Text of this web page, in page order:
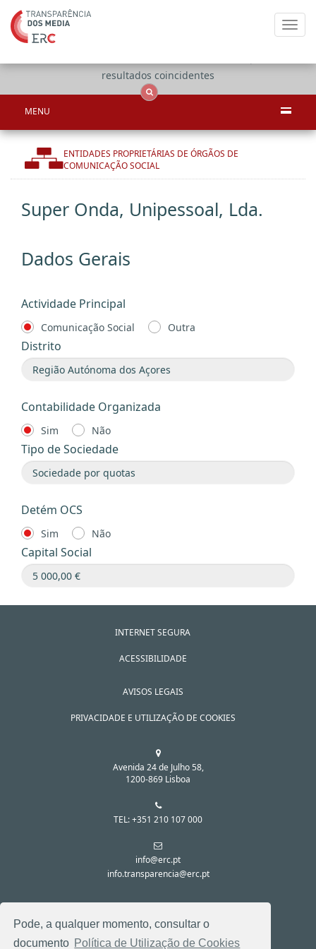
Pode, a qualquer momento, consultar o
documento Política de Utilização de Cookies
resultados coincidentes
MENU
ENTIDADES PROPRIETÁRIAS DE ÓRGÃOS DE
COMUNICAÇÃO SOCIAL
Super Onda, Unipessoal, Lda.
Dados Gerais
Actividade Principal
Comunicação Social Outra
Distrito
Contabilidade Organizada
Sim Não
Tipo de Sociedade
Detém OCS
Sim Não
Capital Social
INTERNET SEGURA
ACESSIBILIDADE
AVISOS LEGAIS
PRIVACIDADE E UTILIZAÇÃO DE COOKIES
Avenida 24 de Julho 58,
1200-869 Lisboa
TEL: +351 210 107 000
info@erc.pt
info.transparencia@erc.pt